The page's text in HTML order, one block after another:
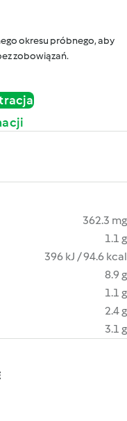
okresu próbnego, aby
zobowiązań.
362.3 mg
1.1 g
396 kJ / 94.6 kcal
8.9 g
1.1 g
2.4 g
3.1 g